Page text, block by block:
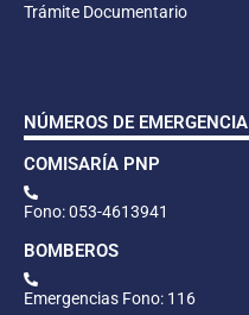
Trámite Documentario
NÚMEROS DE EMERGENCIA
COMISARÍA PNP
Fono: 053-4613941
BOMBEROS
Emergencias Fono: 116